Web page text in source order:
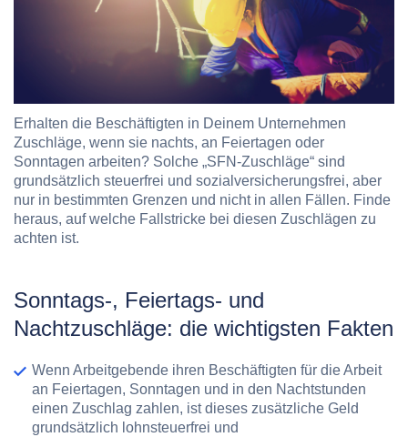
Erhalten die Beschäftigten in Deinem Unternehmen
Zuschläge, wenn sie nachts, an Feiertagen oder
Sonntagen arbeiten? Solche „SFN-Zuschläge“ sind
grundsätzlich steuerfrei und sozialversicherungsfrei, aber
nur in bestimmten Grenzen und nicht in allen Fällen. Finde
heraus, auf welche Fallstricke bei diesen Zuschlägen zu
achten ist.
Sonntags-, Feiertags- und
Nachtzuschläge: die wichtigsten Fakten
Wenn Arbeitgebende ihren Beschäftigten für die Arbeit
an Feiertagen, Sonntagen und in den Nachtstunden
einen Zuschlag zahlen, ist dieses zusätzliche Geld
grundsätzlich lohnsteuerfrei und